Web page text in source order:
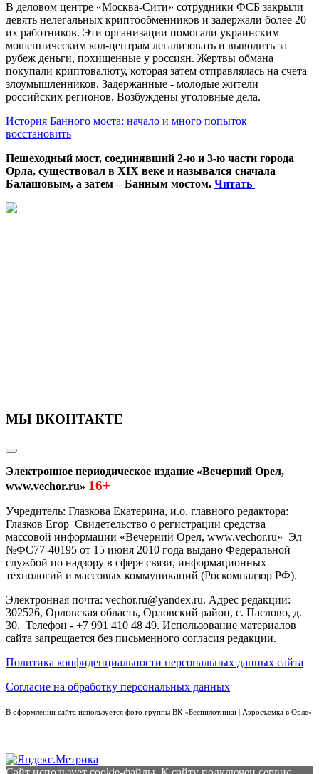
В деловом центре «Москва-Сити» сотрудники ФСБ закрыли
девять нелегальных криптообменников и задержали более 20
их работников. Эти организации помогали украинским
мошенническим кол-центрам легализовать и выводить за
рубеж деньги, похищенные у россиян. Жертвы обмана
покупали криптовалюту, которая затем отправлялась на счета
злоумышленников. Задержанные - молодые жители
российских регионов. Возбуждены уголовные дела.
История Банного моста: начало и много попыток
восстановить
Пешеходный мост, соединявший 2-ю и 3-ю части города
Орла, существовал в XIX веке и назывался сначала
Балашовым, а затем – Банным мостом. Читать
МЫ ВКОНТАКТЕ
Электронное периодическое издание «Вечерний Орел,
www.vechor.ru» 16+
Учредитель: Глазкова Екатерина, и.о. главного редактора:
Глазков Егор Свидетельство о регистрации средства
массовой информации «Вечерний Орел, www.vechor.ru» Эл
№ФС77-40195 от 15 июня 2010 года выдано Федеральной
службой по надзору в сфере связи, информационных
технологий и массовых коммуникаций (Роскомнадзор РФ).
Электронная почта: vechor.ru@yandex.ru. Адрес редакции:
302526, Орловская область, Орловский район, с. Паслово, д.
30. Телефон - +7 991 410 48 49. Использование материалов
сайта запрещается без письменного согласия редакции.
Политика конфиденциальности персональных данных сайта
Согласие на обработку персональных данных
В оформлении сайта используется фото группы ВК «Беспилотники | Аэросъемка в Орле»